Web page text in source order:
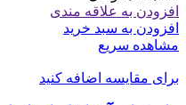
افزودن به علاقه مندی
افزودن به سبد خرید
مشاهده سریع
برای مقایسه اضافه کنید